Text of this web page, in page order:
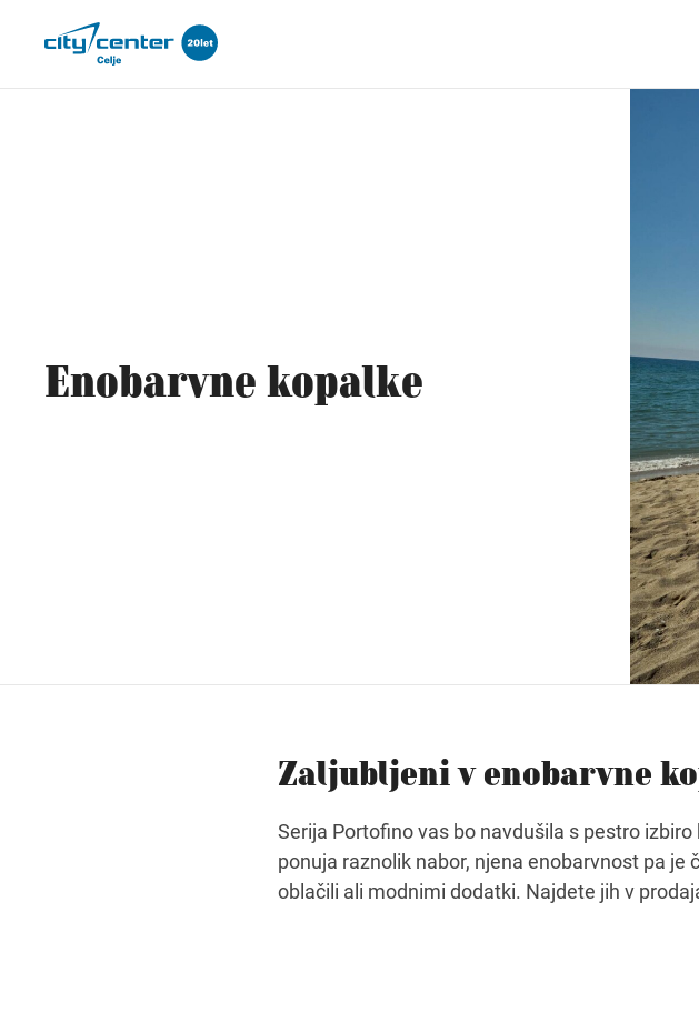
Enobarvne kopalke
Zaljubljeni v enobarvne
Serija Portofino vas bo navdušila s pestro
ponuja raznolik nabor, njena enobarvnost pa
oblačili ali modnimi dodatki. Najdete jih v